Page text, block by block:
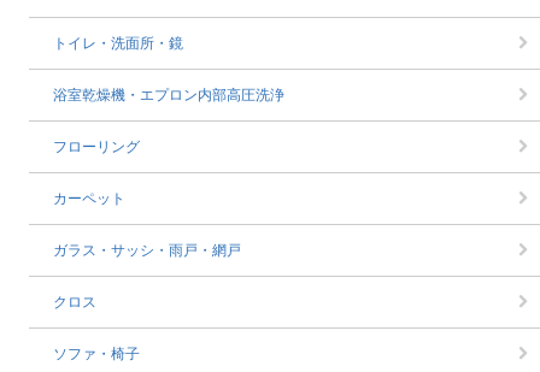
トイレ・洗面所・鏡
浴室乾燥機・エプロン内部高圧洗浄
フローリング
カーペット
ガラス・サッシ・雨戸・網戸
クロス
ソファ・椅子